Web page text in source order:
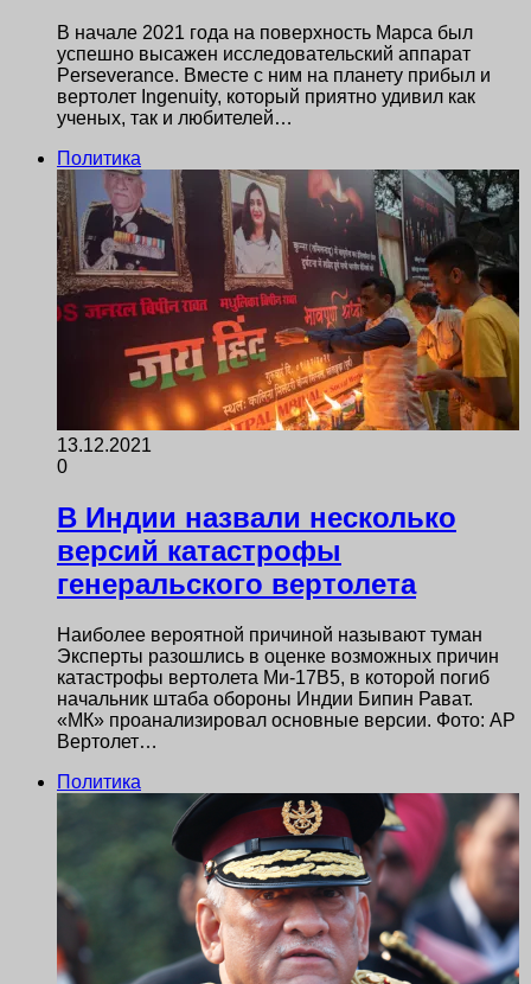
В начале 2021 года на поверхность Марса был
успешно высажен исследовательский аппарат
Perseverance. Вместе с ним на планету прибыл и
вертолет Ingenuity, который приятно удивил как
ученых, так и любителей…
Политика
13.12.2021
0
В Индии назвали несколько
версий катастрофы
генеральского вертолета
Наиболее вероятной причиной называют туман
Эксперты разошлись в оценке возможных причин
катастрофы вертолета Ми-17В5, в которой погиб
начальник штаба обороны Индии Бипин Рават.
«МК» проанализировал основные версии. Фото: AP
Вертолет…
Политика